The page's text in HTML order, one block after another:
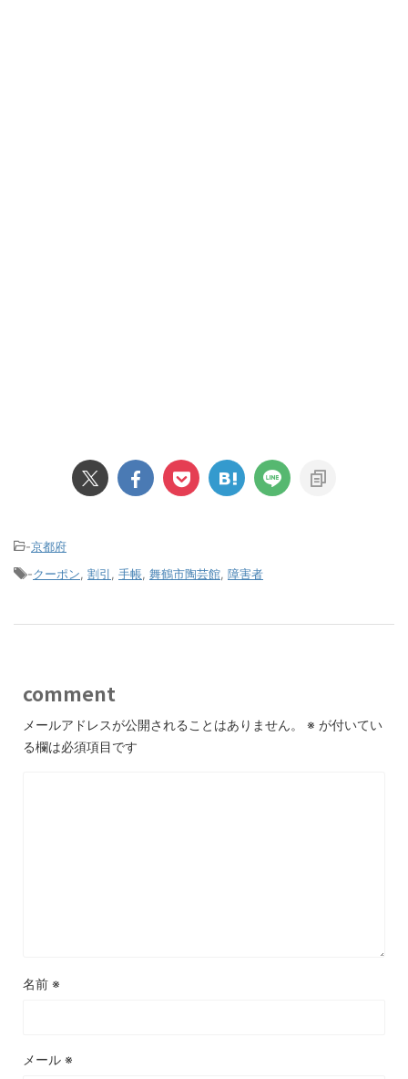
-京都府
-クーポン 割引 手帳 舞鶴市陶芸館 障害者
comment
メールアドレスが公開されることはありません。 ※ が付いてい
る欄は必須項目です
名前 ※
メール ※